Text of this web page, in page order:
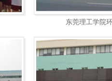
东莞理工学院